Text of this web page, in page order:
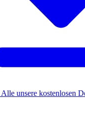
Alle unsere kostenlosen